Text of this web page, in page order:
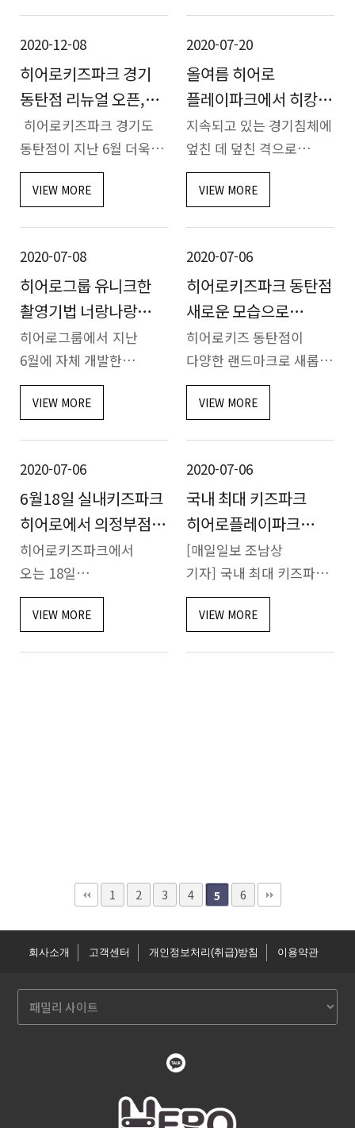
청주점은 키즈파크 700평,
동물원 700평등 모두
1400평 규모…
프로모션을 위한 마케팅
제휴(MOU)를 맺었다고
26일 밝혔다.…
2020-12-08
히어로키즈파크 경기
동탄점 리뉴얼 오픈,
7~8월 풍성한 선물
지급
히어로키즈파크 경기도
동탄점이 지난 6월 더욱더
새로워진 모습으로 리뉴얼
오픈했다.매년
따라, 코로나로 인해
어려운 시국에도 불구하…
VIEW MORE
2020-07-20
올여름 히어로
플레이파크에서 히캉스
즐기러 가자
지속되고 있는 경기침체에
엎친 데 덮친 격으로
코로나19까지 발병하여
고객들의 발걸음이 더욱
히어로그룹의 행보가
눈길을 끌고 있다.어려운
환경…
VIEW MORE
2020-07-08
히어로그룹 유니크한
촬영기법 너랑나랑
포토스튜디오 런칭
히어로그룹에서 지난
6월에 자체 개발한
너랑나랑 사진관 1호점을
히어로키즈파크 동탄점에
스튜디오를 지향하며,
다양한 컨셉의 찰…
VIEW MORE
2020-07-06
히어로키즈파크 동탄점
새로운 모습으로
리뉴얼 오픈
히어로키즈 동탄점이
다양한 랜드마크로 새롭게
준비하여 오픈한다. 최근
키즈카페의 트렌드와 고객
재구성하고 인테리어도 더
세련된 분위기로 업…
VIEW MORE
2020-07-06
6월18일 실내키즈파크
히어로에서 의정부점.
동탄점 동시 오픈
히어로키즈파크에서
오는 18일
히어로프리미엄키즈카페
의정부점을 정식
VIEW MORE
2020-07-06
국내 최대 키즈파크
히어로플레이파크
천안점 재오픈
[매일일보 조남상
기자] 국내 최대 키즈파크
히어로플레이파크
천안점이 신종코로나19가
VIEW MORE
1 2 3 4 5 6
회사소개 고객센터 개인정보처리(취급)방침 이용약관